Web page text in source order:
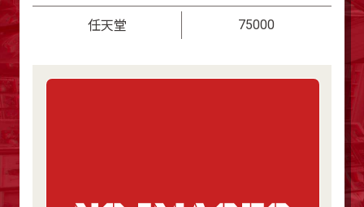
任天堂 75000